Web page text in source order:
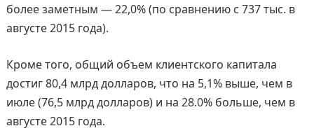
более заметным — 22,0% (по сравнению с 737 тыс. в
августе 2015 года).
Кроме того, общий объем клиентского капитала
достиг 80,4 млрд долларов, что на 5,1% выше, чем в
июле (76,5 млрд долларов) и на 28.0% больше, чем в
августе 2015 года.